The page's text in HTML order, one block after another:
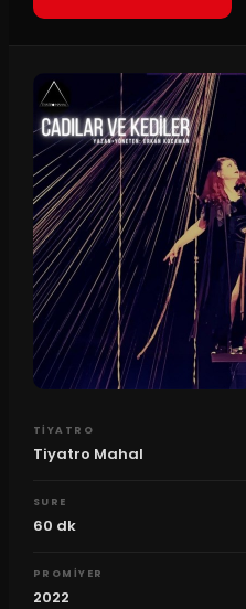
TIYATRO
Tiyatro Mahal
SURE
60 dk
PROMIYER
2022